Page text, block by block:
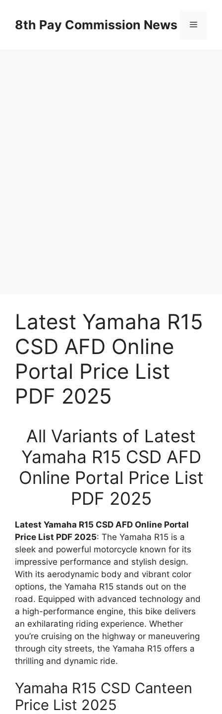
content8th Pay Commission News Menu
Latest Yamaha R15
CSD AFD Online
Portal Price List
PDF 2025
All Variants of Latest
Yamaha R15 CSD AFD
Online Portal Price List
PDF 2025
Latest Yamaha R15 CSD AFD Online Portal
Price List PDF 2025: The Yamaha R15 is a
sleek and powerful motorcycle known for its
impressive performance and stylish design.
With its aerodynamic body and vibrant color
options, the Yamaha R15 stands out on the
road. Equipped with advanced technology and
a high-performance engine, this bike delivers
an exhilarating riding experience. Whether
you’re cruising on the highway or maneuvering
through city streets, the Yamaha R15 offers a
thrilling and dynamic ride.
Yamaha R15 CSD Canteen
Price List 2025